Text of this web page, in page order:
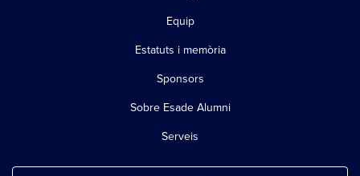
Equip
Estatuts i memòria
Sponsors
Sobre Esade Alumni
Serveis